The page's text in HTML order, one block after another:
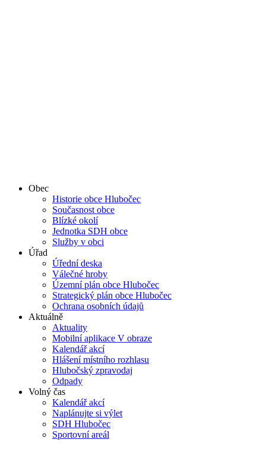
Obec
Historie obce Hlubočec
Současnost obce
Blízké okolí
Jednotka SDH obce
Služby v obci
Úřad
Úřední deska
Válečné hroby
Územní plán obce Hlubočec
Strategický plán obce Hlubočec
Ochrana osobních údajů
Aktuálně
Aktuality
Mobilní aplikace V obraze
Kalendář akcí
Hlášení místního rozhlasu
Hlubočský zpravodaj
Odpady
Volný čas
Kalendář akcí
Naplánujte si výlet
SDH Hlubočec
Sportovní areál